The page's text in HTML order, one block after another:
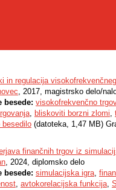
in regulacija
, 2017, magistrsko delo/
besede: visokofrekvenčno
, bliskoviti borzni zlomi,
besedilo (datoteka, 1,47 MB)
finančnih trgov iz
, 2024, diplomsko delo
besede: simulacijska igra,
, avtokorelacijska funkcija,